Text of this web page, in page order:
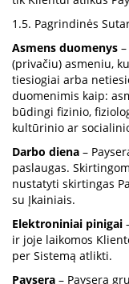
1.5. Pagrindinės
Asmens duomenys
(privačiu) asmeniu,
tiesiogiai arba
duomenimis kaip:
būdingi fizinio,
kultūrinio ar
Darbo diena –
paslaugas.
nustatyti skirtingas
su Įkainiais.
Elektroniniai pinigai
ir joje laikomos
per Sistemą atlikti.
Paysera – Paysera